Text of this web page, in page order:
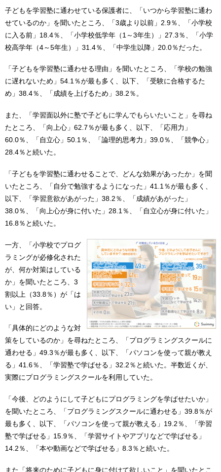
子どもを学習塾に通わせている保護者に、「いつから学習塾に通わ
せているのか」を聞いたところ、「3歳より以前」2.9％、「小学校
に入る前」18.4％、「小学校低学年（1～3年生）」27.3％、「小学
校高学年（4～5年生）」31.4％、「中学生以降」20.0％だった。
「子どもを学習塾に通わせる理由」を聞いたところ、「学校の勉強
に遅れないため」54.1％が最も多く、以下、「受験に合格するた
め」38.4％、「成績を上げるため」38.2％。
また、「学習面以外に塾で子どもに学んでもらいたいこと」を尋ね
たところ、「向上心」62.7％が最も多く、以下、「応用力」
60.0％、「自立心」50.1％、「論理的思考力」39.0％、「競争心」
28.4％と続いた。
「子どもを学習塾に通わせることで、どんな効果があったか」を聞
いたところ、「自分で勉強するようになった」41.1％が最も多く、
以下、「学習意欲があがった」38.2％、「成績があがった」
38.0％、「向上心が身に付いた」28.1％、「自立心が身に付いた」
16.8％と続いた。
一方、「小学校でプログ
ラミングが必修化された
が、何か対策はしている
か」を聞いたところ、3
割以上（33.8％）が「は
い」と回答。
「具体的にどのような対
策をしているのか」を尋ねたところ、「プログラミングスクールに
通わせる」49.3％が最も多く、以下、「パソコンを使って親が教え
る」41.6％、「学習塾で学ばせる」32.2％と続いた。半数近くが、
実際にプログラミングスクールを利用していた。
「今後、どのようにして子どもにプログラミングを学ばせたいか」
を聞いたところ、「プログラミングスクールに通わせる」39.8％が
最も多く、以下、「パソコンを使って親が教える」19.2％、「学習
塾で学ばせる」15.9％、「学習サイトやアプリなどで学ばせる」
14.2％、「本や動画などで学ばせる」8.3％と続いた。
また「将来のために子どもに身に付けて欲しいこと」を聞いたとこ